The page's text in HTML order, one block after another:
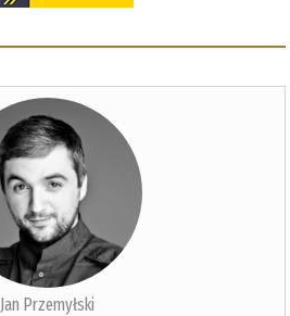
Jan Przemyłski